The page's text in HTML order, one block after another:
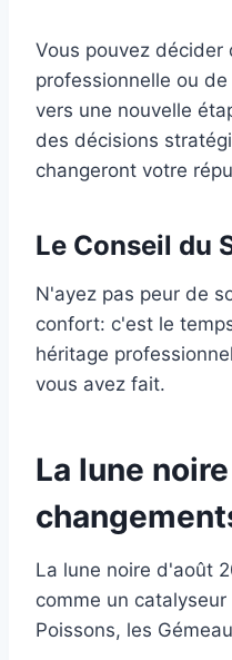
Vous pouvez
professionnelle ou
vers une nouvelle
des décisions
changeront votre
Le Conseil du
N'ayez pas peur de
confort: c'est le
héritage
vous avez fait.
La lune
La lune noire d'août
comme un
Poissons, les